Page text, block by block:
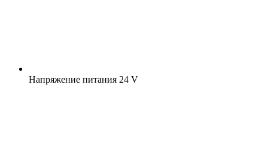
Напряжение питания 24 V